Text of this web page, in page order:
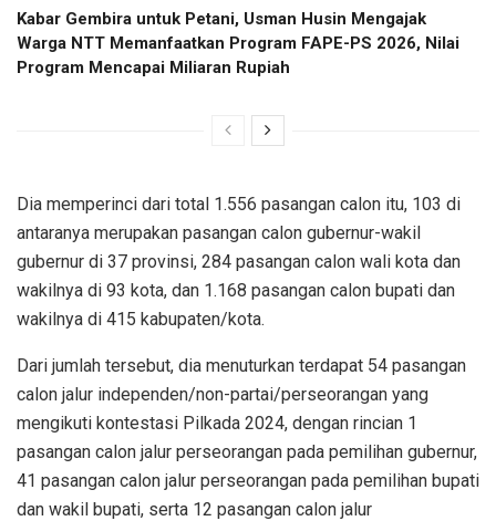
Kabar Gembira untuk Petani, Usman Husin Mengajak
Warga NTT Memanfaatkan Program FAPE-PS 2026, Nilai
Program Mencapai Miliaran Rupiah
Dia memperinci dari total 1.556 pasangan calon itu, 103 di
antaranya merupakan pasangan calon gubernur-wakil
gubernur di 37 provinsi, 284 pasangan calon wali kota dan
wakilnya di 93 kota, dan 1.168 pasangan calon bupati dan
wakilnya di 415 kabupaten/kota.
Dari jumlah tersebut, dia menuturkan terdapat 54 pasangan
calon jalur independen/non-partai/perseorangan yang
mengikuti kontestasi Pilkada 2024, dengan rincian 1
pasangan calon jalur perseorangan pada pemilihan gubernur,
41 pasangan calon jalur perseorangan pada pemilihan bupati
dan wakil bupati, serta 12 pasangan calon jalur